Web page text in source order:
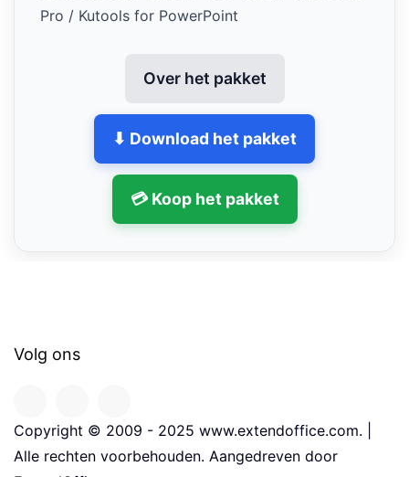
Pro / Kutools for PowerPoint
Over het pakket
⬇ Download het pakket
💳 Koop het pakket
Volg ons
Copyright © 2009 - 2025 www.extendoffice.com. |
Alle rechten voorbehouden. Aangedreven door